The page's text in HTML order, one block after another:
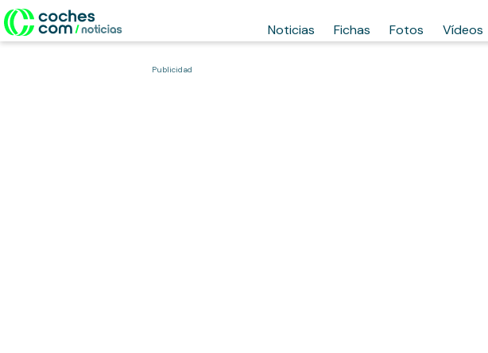
Noticias Fichas Fotos Vídeos
Publicidad